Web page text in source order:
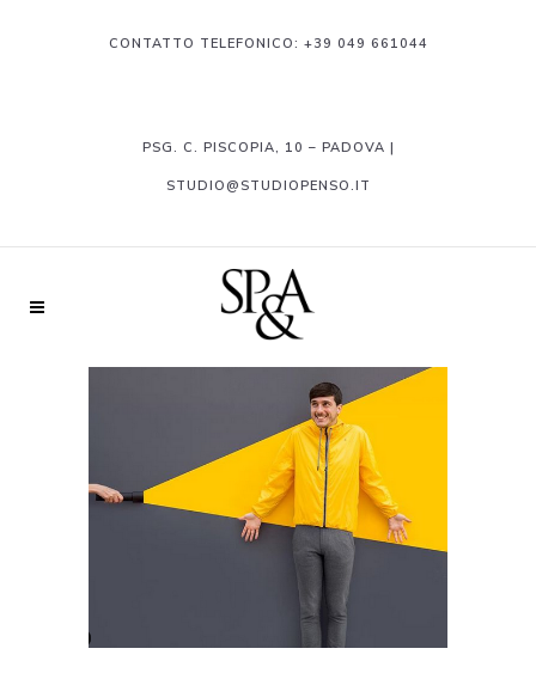
CONTATTO TELEFONICO: +39 049 661044
PSG. C. PISCOPIA, 10 – PADOVA |
STUDIO@STUDIOPENSO.IT